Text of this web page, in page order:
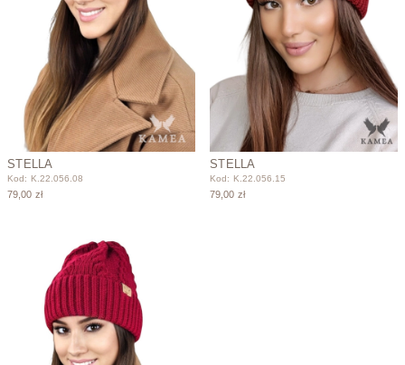
STELLA
Kod: K.22.056.08
79,00 zł
STELLA
Kod: K.22.056.15
79,00 zł